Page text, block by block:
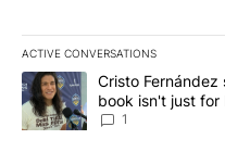
ACTIVE CONVERSATIONS
The following is a list of the
A trending article titled
Cristo
book isn't just for
1